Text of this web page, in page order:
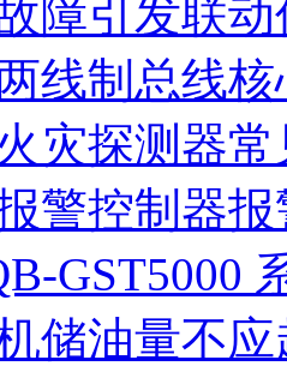
障引发联
线制总线
灾探测器
警控制器报
GST5000
储油量不应